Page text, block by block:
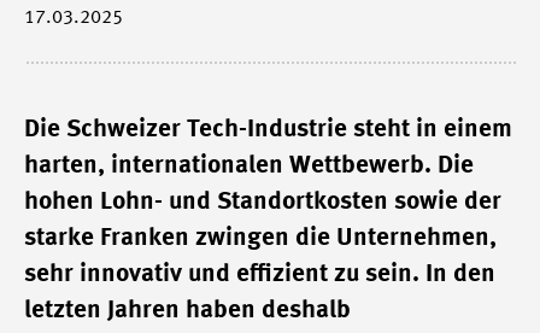
17.03.2025
Die Schweizer Tech-Industrie steht in einem
harten, internationalen Wettbewerb. Die
hohen Lohn- und Standortkosten sowie der
starke Franken zwingen die Unternehmen,
sehr innovativ und effizient zu sein. In den
letzten Jahren haben deshalb